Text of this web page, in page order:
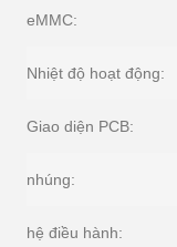
eMMC:
Nhiệt độ hoạt động:
Giao diện PCB:
nhúng:
hệ điều hành: